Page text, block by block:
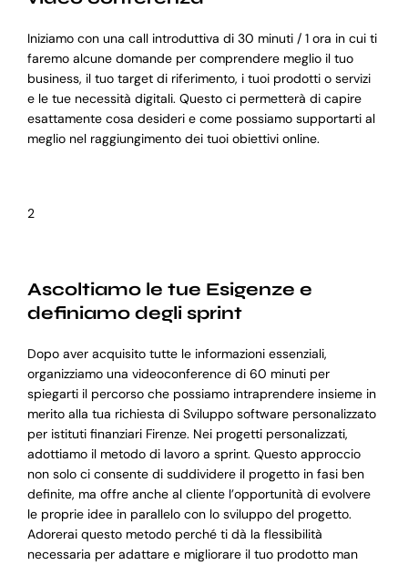
Iniziamo con una call introduttiva di 30 minuti / 1 ora in cui ti
faremo alcune domande per comprendere meglio il tuo
business, il tuo target di riferimento, i tuoi prodotti o servizi
e le tue necessità digitali. Questo ci permetterà di capire
esattamente cosa desideri e come possiamo supportarti al
meglio nel raggiungimento dei tuoi obiettivi online.
2
Ascoltiamo le tue Esigenze e
definiamo degli sprint
Dopo aver acquisito tutte le informazioni essenziali,
organizziamo una videoconference di 60 minuti per
spiegarti il percorso che possiamo intraprendere insieme in
merito alla tua richiesta di Sviluppo software personalizzato
per istituti finanziari Firenze. Nei progetti personalizzati,
adottiamo il metodo di lavoro a sprint. Questo approccio
non solo ci consente di suddividere il progetto in fasi ben
definite, ma offre anche al cliente l’opportunità di evolvere
le proprie idee in parallelo con lo sviluppo del progetto.
Adorerai questo metodo perché ti dà la flessibilità
necessaria per adattare e migliorare il tuo prodotto man